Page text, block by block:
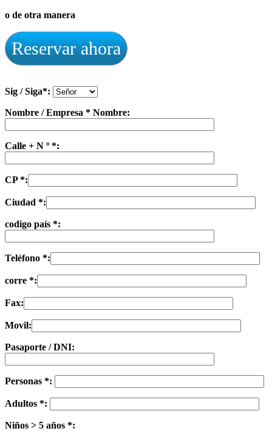
o de otra manera
Reservar ahora
Sig / Siga*:
Nombre / Empresa * Nombre:
Calle + N º *:
CP *:
Ciudad *:
codigo país *:
Teléfono *:
corre *:
Fax:
Movil:
Pasaporte / DNI:
Personas *:
Adultos *:
Niños > 5 años *: